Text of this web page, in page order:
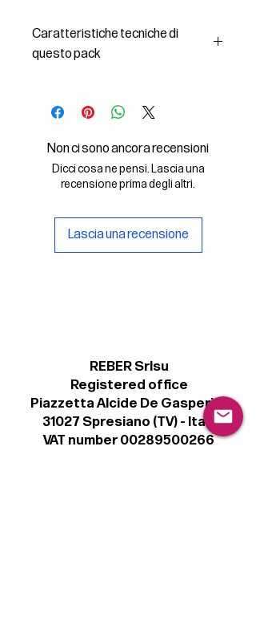
Caratteristiche tecniche di
questo pack
- le immagini descritte in formato
- la licenza d'uso delle grafiche
Il File SVG è compatibile con Adobe,
Cricut Design, Cricut
Procreate e Affinity
Non ci sono ancora recensioni
Dicci cosa ne pensi. Lascia una
recensione prima degli altri.
Lascia una recensione
REBER Srlsu
Registered office
Piazzetta Alcide De Gasperi, 3
31027 Spresiano (TV) - Italy
VAT number 00289500266